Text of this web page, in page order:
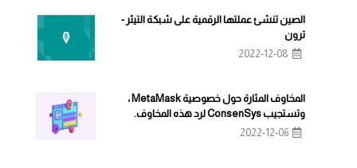
الصين تنشئ عملتها الرقمية على شبكة التيثر -
ترون
2022-12-08
المخاوف المثارة حول خصوصية MetaMask ،
وتستجيب ConsenSys لرد هذه المخاوف.
2022-12-06